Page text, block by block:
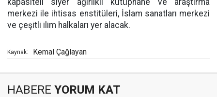
merkezi ile ihtisas enstitüleri, İslam sanatları merkezi
ve çeşitli ilim halkaları yer alacak.
Kaynak: Kemal Çağlayan
HABERE YORUM KAT